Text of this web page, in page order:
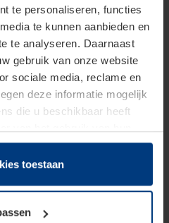
te personaliseren, functies
te kunnen aanbieden en
te analyseren. Daarnaast
gebruik van onze website
sociale media, reclame en
deze informatie mogelijk
die u beschikbaar heeft
om cookies op uw computer
is. Voor alle andere
vereist. Uw
toestaan